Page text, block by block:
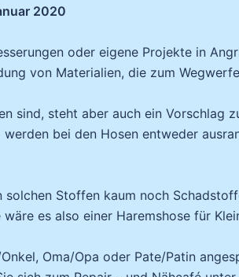
2020
oder eigene Projekte in
von Materialien, die zum
sind, steht aber auch ein Vorschlag
werden bei den Hosen entweder
solchen Stoffen kaum noch
es also einer Haremshose für
Oma/Opa oder Pate/Patin